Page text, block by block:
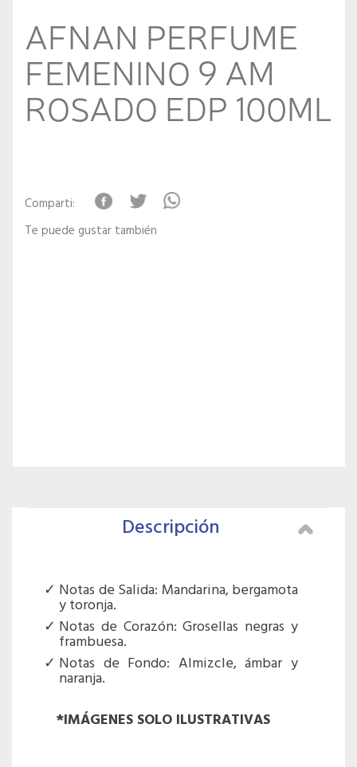
AFNAN PERFUME
FEMENINO 9 AM
ROSADO EDP 100ML
Comparti:
Te puede gustar también
Descripción
Notas de Salida: Mandarina, bergamota
y toronja.
Notas de Corazón: Grosellas negras y
frambuesa.
Notas de Fondo: Almizcle, ámbar y
naranja.
*IMÁGENES SOLO ILUSTRATIVAS